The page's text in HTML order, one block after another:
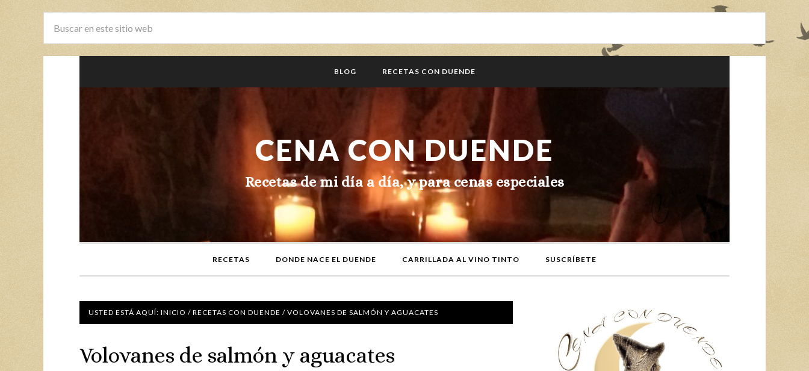
BLOG RECETAS CON DUENDE
CENA CON DUENDE
Recetas de mi día a día, y para cenas especiales
RECETAS DONDE NACE EL DUENDE CARRILLADA AL VINO TINTO SUSCRÍBETE
USTED ESTÁ AQUÍ: INICIO / RECETAS CON DUENDE / VOLOVANES DE SALMÓN Y AGUACATES
Volovanes de salmón y aguacates